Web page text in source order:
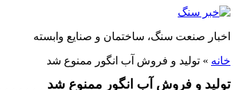
پرش
محتوا
اخبار صنعت سنگ، ساختمان و صنایع وابسته
خانه » تولید و فروش آب انگور ممنوع شد
تولید و فروش آب انگور ممنوع شد